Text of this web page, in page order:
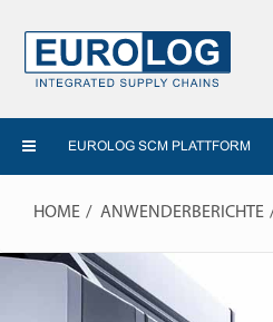
EUROLOG SCM PLATTFORM
HOME ANWENDERBERICHTE